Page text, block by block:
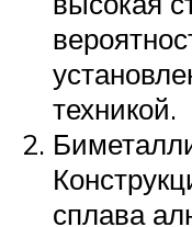
техникой.
сплава